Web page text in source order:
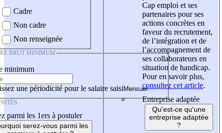
Cadre
Non cadre
Non renseignée
BRUT MINIMUM
minimum
une périodicité pour le salaire saisi
parmi les 1ers à postuler
serez-vous parmi les
Cap emploi et ses
partenaires pour ses
actions concrètes en
faveur du recrutement,
de l’intégration et de
l’accompagnement de
ses collaborateurs en
situation de handicap.
Pour en savoir plus,
consultez cet article.
Entreprise adaptée
Qu'est-ce qu'une
entreprise adaptée
?